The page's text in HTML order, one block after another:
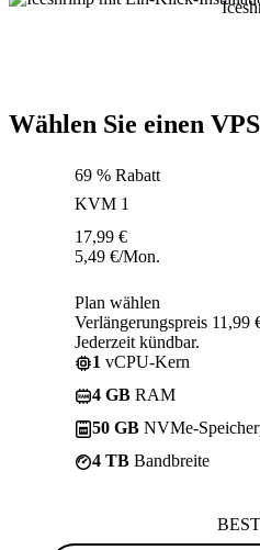
Wählen Sie einen
69 % Rabatt
KVM 1
17,99 €
5,49 €/Mon.
Plan wählen
Verlängerungspreis 11,99
Jederzeit kündbar.
1 vCPU-Kern
4 GB RAM
50 GB NVMe-
4 TB Bandbreite